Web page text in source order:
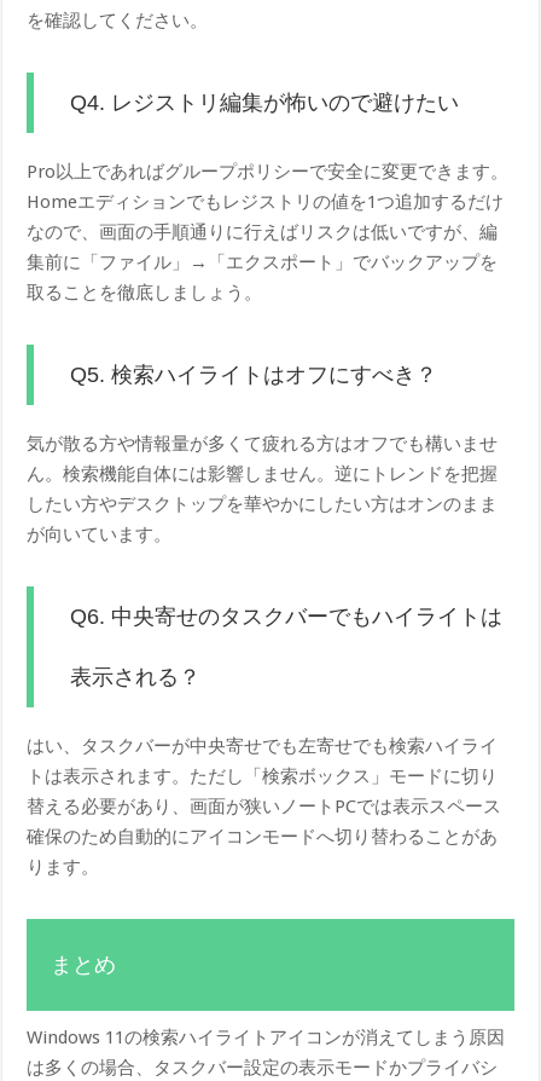
を確認してください。
Q4. レジストリ編集が怖いので避けたい
Pro以上であればグループポリシーで安全に変更できます。
Homeエディションでもレジストリの値を1つ追加するだけ
なので、画面の手順通りに行えばリスクは低いですが、編
集前に「ファイル」→「エクスポート」でバックアップを
取ることを徹底しましょう。
Q5. 検索ハイライトはオフにすべき？
気が散る方や情報量が多くて疲れる方はオフでも構いませ
ん。検索機能自体には影響しません。逆にトレンドを把握
したい方やデスクトップを華やかにしたい方はオンのまま
が向いています。
Q6. 中央寄せのタスクバーでもハイライトは
表示される？
はい、タスクバーが中央寄せでも左寄せでも検索ハイライ
トは表示されます。ただし「検索ボックス」モードに切り
替える必要があり、画面が狭いノートPCでは表示スペース
確保のため自動的にアイコンモードへ切り替わることがあ
ります。
まとめ
Windows 11の検索ハイライトアイコンが消えてしまう原因
は多くの場合、タスクバー設定の表示モードかプライバシ